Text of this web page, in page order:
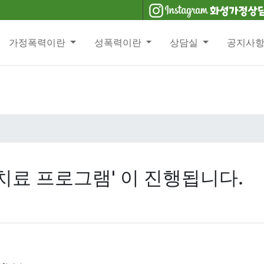
가정폭력이란 성폭력이란 상담실 공지사항
료 프로그램' 이 진행됩니다.